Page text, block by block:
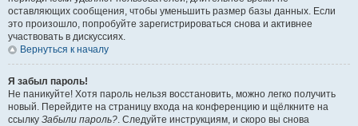
оставляющих сообщения, чтобы уменьшить размер базы данных. Если
это произошло, попробуйте зарегистрироваться снова и активнее
участвовать в дискуссиях.
Вернуться к началу
Я забыл пароль!
Не паникуйте! Хотя пароль нельзя восстановить, можно легко получить
новый. Перейдите на страницу входа на конференцию и щёлкните на
ссылку Забыли пароль?. Следуйте инструкциям, и скоро вы снова